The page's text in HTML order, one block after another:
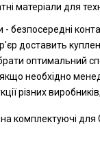
матеріали для
- безпосередні
доставить
оптимальний
якщо необхідно
різних
комплектуючі